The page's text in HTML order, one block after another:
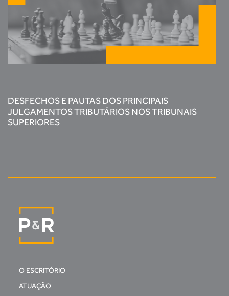
DESFECHOS E PAUTAS DOS PRINCIPAIS
JULGAMENTOS TRIBUTÁRIOS NOS TRIBUNAIS
SUPERIORES
O ESCRITÓRIO
ATUAÇÃO